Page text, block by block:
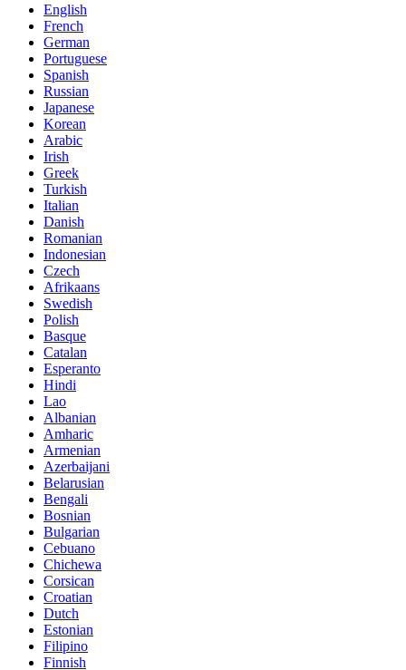
English
French
German
Portuguese
Spanish
Russian
Japanese
Korean
Arabic
Irish
Greek
Turkish
Italian
Danish
Romanian
Indonesian
Czech
Afrikaans
Swedish
Polish
Basque
Catalan
Esperanto
Hindi
Lao
Albanian
Amharic
Armenian
Azerbaijani
Belarusian
Bengali
Bosnian
Bulgarian
Cebuano
Chichewa
Corsican
Croatian
Dutch
Estonian
Filipino
Finnish